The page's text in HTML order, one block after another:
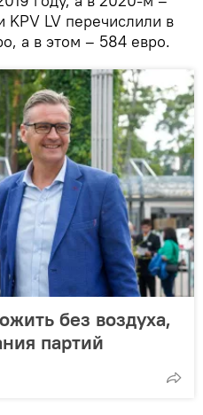
KPV LV перечислили в
а в этом – 584 евро.
без воздуха,
партий